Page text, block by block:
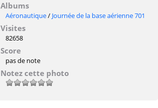
Albums
Aéronautique/ Journée de la base aérienne 701
Visites
82658
Score
pas de note
Notez cette photo